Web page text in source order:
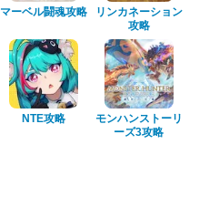
マーベル闘魂攻略
リンカネーション
攻略
NTE攻略
モンハンストーリ
ーズ3攻略